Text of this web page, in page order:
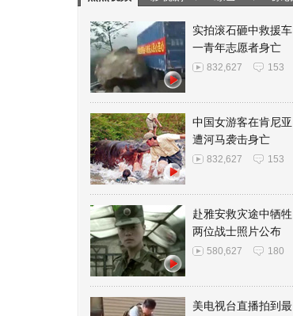
实拍滚石砸中救援车
一青年志愿者身亡
832,627 153
中国女游客在肯尼亚
遭河马袭击身亡
832,627 153
赴雅安救灾途中牺牲
两位战士照片公布
580,627 180
美电视台直播拍到最